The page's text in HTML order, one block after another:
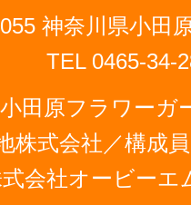
神奈川県小田
TEL 0465-34-
田原フラワーガ
株式会社／構成
会社オービーエ